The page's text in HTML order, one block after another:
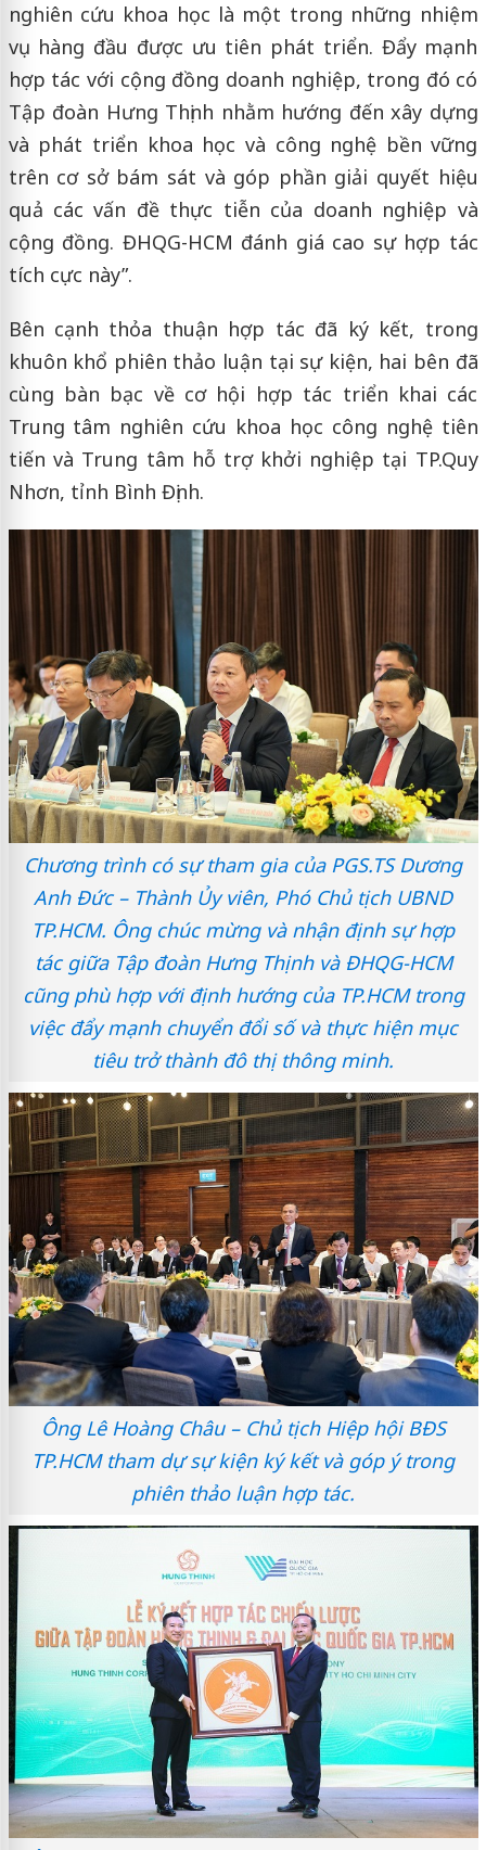
nghiên cứu khoa học là một trong những nhiệm
vụ hàng đầu được ưu tiên phát triển. Đẩy mạnh
hợp tác với cộng đồng doanh nghiệp, trong đó có
Tập đoàn Hưng Thịnh nhằm hướng đến xây dựng
và phát triển khoa học và công nghệ bền vững
trên cơ sở bám sát và góp phần giải quyết hiệu
quả các vấn đề thực tiễn của doanh nghiệp và
cộng đồng. ĐHQG-HCM đánh giá cao sự hợp tác
tích cực này”.
Bên cạnh thỏa thuận hợp tác đã ký kết, trong
khuôn khổ phiên thảo luận tại sự kiện, hai bên đã
cùng bàn bạc về cơ hội hợp tác triển khai các
Trung tâm nghiên cứu khoa học công nghệ tiên
tiến và Trung tâm hỗ trợ khởi nghiệp tại TP.Quy
Nhơn, tỉnh Bình Định.
Chương trình có sự tham gia của PGS.TS Dương
Anh Đức – Thành Ủy viên, Phó Chủ tịch UBND
TP.HCM. Ông chúc mừng và nhận định sự hợp
tác giữa Tập đoàn Hưng Thịnh và ĐHQG-HCM
cũng phù hợp với định hướng của TP.HCM trong
việc đẩy mạnh chuyển đổi số và thực hiện mục
tiêu trở thành đô thị thông minh.
Ông Lê Hoàng Châu – Chủ tịch Hiệp hội BĐS
TP.HCM tham dự sự kiện ký kết và góp ý trong
phiên thảo luận hợp tác.